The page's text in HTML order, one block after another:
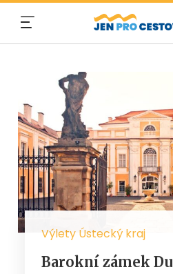
Výlety Ústecký kraj
Barokní zámek